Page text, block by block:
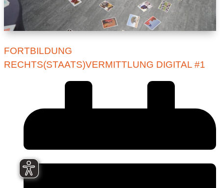
FORTBILDUNG
RECHTS(STAATS)VERMITTLUNG DIGITAL #1